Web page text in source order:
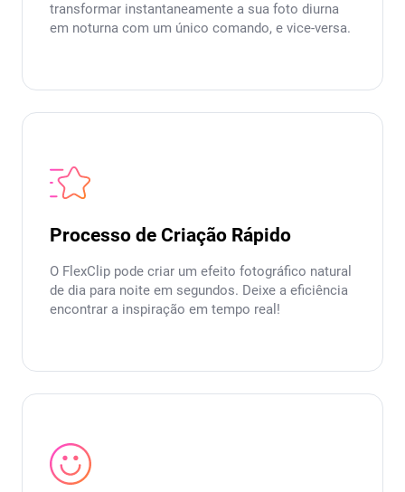
transformar instantaneamente a sua foto diurna
em noturna com um único comando, e vice-versa.
Processo de Criação Rápido
O FlexClip pode criar um efeito fotográfico natural
de dia para noite em segundos. Deixe a eficiência
encontrar a inspiração em tempo real!